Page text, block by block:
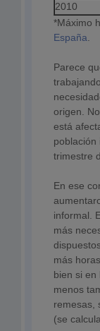
2010
*Máximo
España
Parece
origen.
está
población
trimestre
En ese
informal.
más
más
bien si en
menos
remesas,
(se